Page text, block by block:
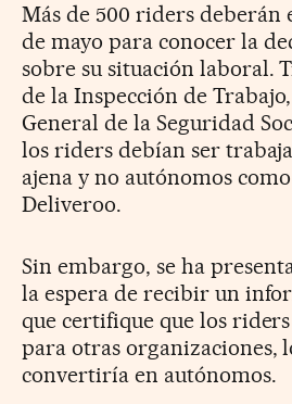
Más de 500 riders deberán
de mayo para conocer la
sobre su situación laboral.
de la Inspección de
General de la Seguridad
los riders debían ser
ajena y no autónomos
Deliveroo.
Sin embargo, se ha
la espera de recibir un
que certifique que los
para otras organizaciones,
convertiría en autónomos.